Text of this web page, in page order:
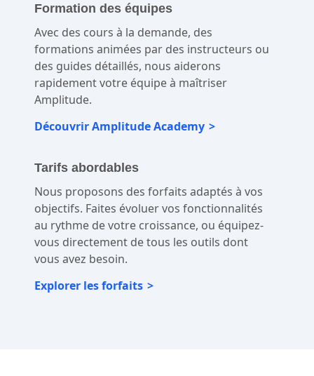
Formation des équipes
Avec des cours à la demande, des
formations animées par des instructeurs ou
des guides détaillés, nous aiderons
rapidement votre équipe à maîtriser
Amplitude.
Découvrir Amplitude Academy
Tarifs abordables
Nous proposons des forfaits adaptés à vos
objectifs. Faites évoluer vos fonctionnalités
au rythme de votre croissance, ou équipez-
vous directement de tous les outils dont
vous avez besoin.
Explorer les forfaits